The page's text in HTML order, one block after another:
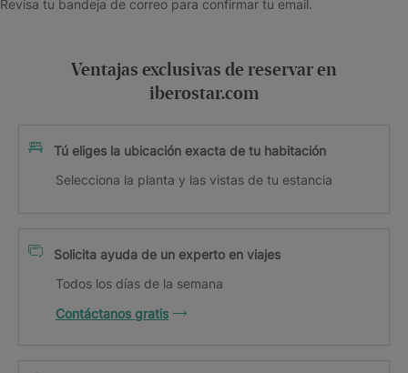
Revisa tu bandeja de correo para confirmar tu email.
Ventajas exclusivas de reservar en
iberostar.com
Tú eliges la ubicación exacta de tu habitación
Selecciona la planta y las vistas de tu estancia
Solicita ayuda de un experto en viajes
Todos los días de la semana
Contáctanos gratis